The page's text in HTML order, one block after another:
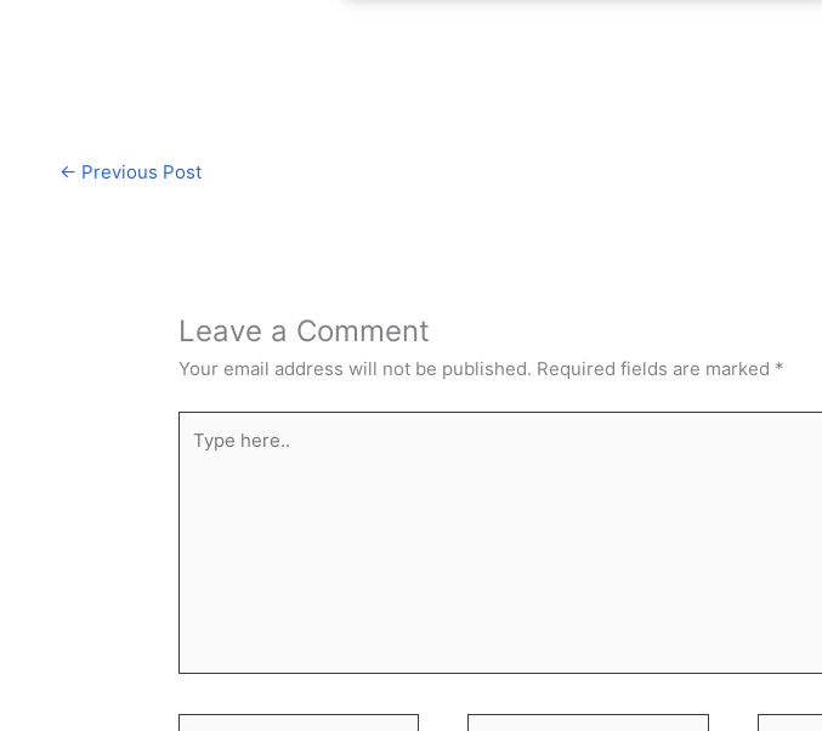
← Previous Post
Leave a Comment
Your email address will not be published. Required fields are marked *
here..